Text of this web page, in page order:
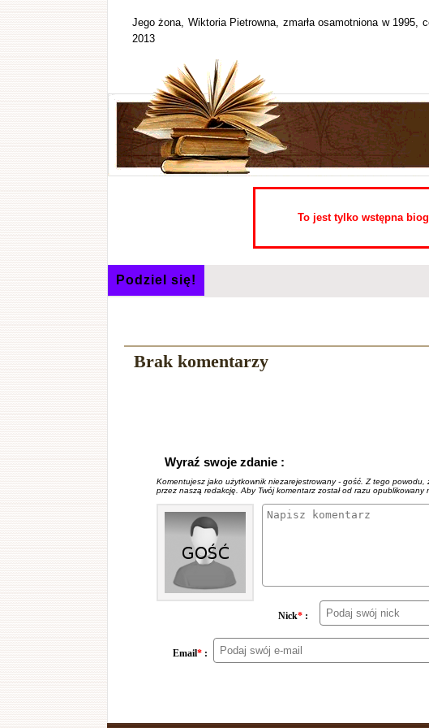
Jego żona, Wiktoria Pietrowna, zmarła osamotniona w 1995,
2013
To jest tylko wstępna
Podziel się!
Brak komentarzy
Wyraź swoje zdanie :
Komentujesz jako użytkownik niezarejestrowany - gość. Z tego
przez naszą redakcję. Aby Twój komentarz został od razu
Nick* :
Email* :